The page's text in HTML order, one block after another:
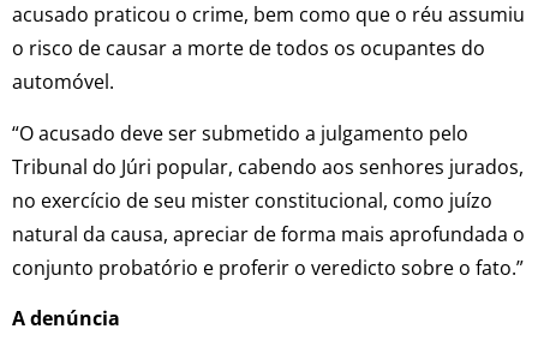
acusado praticou o crime, bem como que o réu assumiu
o risco de causar a morte de todos os ocupantes do
automóvel.
“O acusado deve ser submetido a julgamento pelo
Tribunal do Júri popular, cabendo aos senhores jurados,
no exercício de seu mister constitucional, como juízo
natural da causa, apreciar de forma mais aprofundada o
conjunto probatório e proferir o veredicto sobre o fato.”
A denúncia